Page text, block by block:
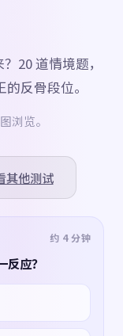
20 道情境题，
反骨段位。
浏览。
其他测试
约 4 分钟
应？